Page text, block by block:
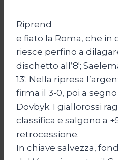
Riprend
e fiato la Roma, che in
riesce perfino a
dischetto all’8′;
13′. Nella ripresa
firma il 3-0, poi a
Dovbyk. I giallorossi
classifica e salgono a
retrocessione.
In chiave salvezza,